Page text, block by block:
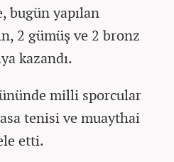
bugün yapılan
2 gümüş ve 2 bronz
kazandı.
milli sporcular
tenisi ve muaythai
etti.